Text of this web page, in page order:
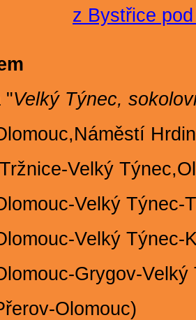
z Bystřice
"Velký Týnec,
Velký
Velký Týnec-
Velký Týnec-
Grygov-
Olomouc)